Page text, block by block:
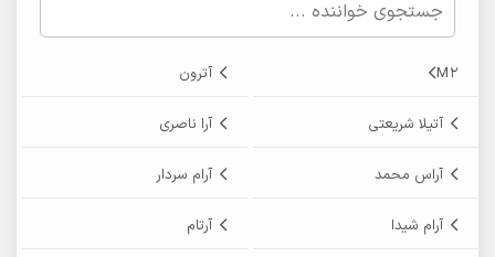
M2 آترون
آتیلا شریعتی آرا ناصری
آراس محمد آرام سردار
آرام شیدا آرتام